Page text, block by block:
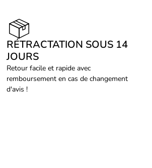
RÉTRACTATION SOUS 14
JOURS
Retour facile et rapide avec
remboursement en cas de changement
d'avis !